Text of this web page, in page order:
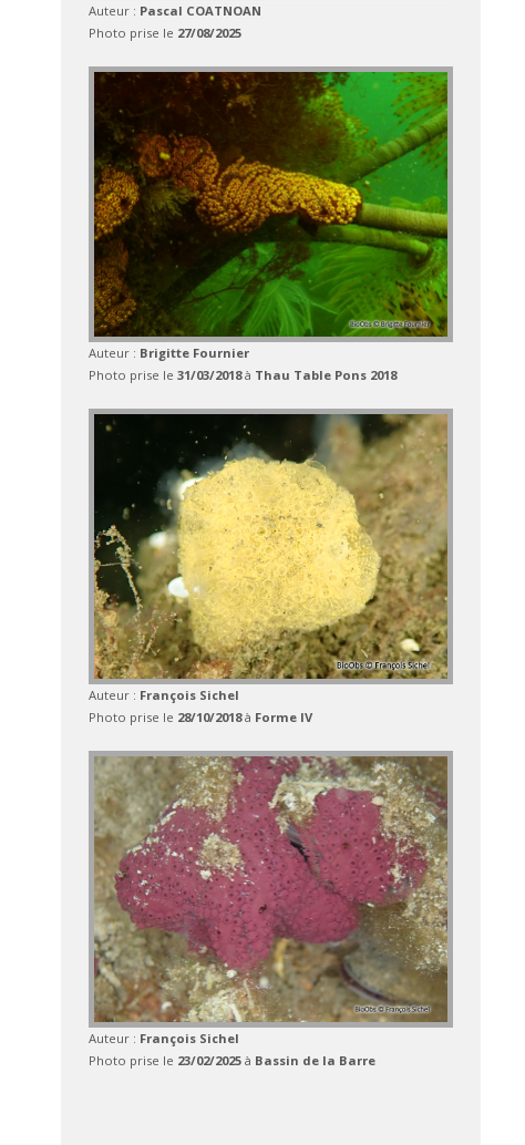
Auteur : Pascal COATNOAN
Photo prise le 27/08/2025
Auteur : Brigitte Fournier
Photo prise le 31/03/2018à Thau Table Pons 2018
Auteur : François Sichel
Photo prise le 28/10/2018à Forme IV
Auteur : François Sichel
Photo prise le 23/02/2025à Bassin de la Barre